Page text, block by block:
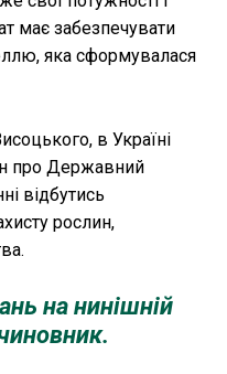
має забезпечувати
яка сформувалася
в Україні
про Державний
відбутись
рослин,
на нинішній